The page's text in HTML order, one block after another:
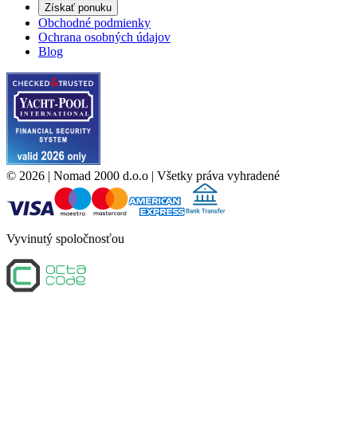
Získať ponuku
Obchodné podmienky
Ochrana osobných údajov
Blog
© 2026 | Nomad 2000 d.o.o | Všetky práva vyhradené
Vyvinutý spoločnosťou